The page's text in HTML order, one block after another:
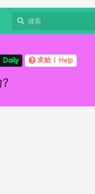
Daily 求助 | Help